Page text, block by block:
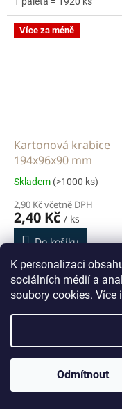
K personalizaci
sociálních médií a
soubory cookies. Více
Odmítnout
Více za méně
Kartonová krabice
194x96x90 mm
Skladem (>1000 ks)
2,90 Kč včetně DPH
2,40 Kč / ks
Do košíku
1 paleta = 3120 ks